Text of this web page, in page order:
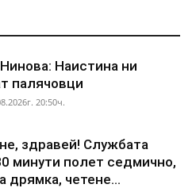
Наистина ни
палячовци
20:50ч.
здравей! Службата
минути полет седмично,
дрямка, четене...